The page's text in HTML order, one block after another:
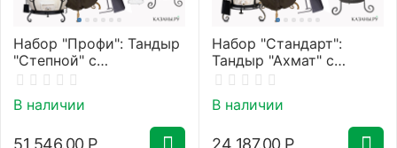
Набор "Профи": Тандыр
"Степной" с
термометром, с
аксессуары
В наличии
Набор "Стандарт":
Тандыр "Ахмат" с
термометром, с
аксессуары
В наличии